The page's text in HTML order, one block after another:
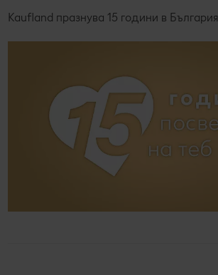
Kaufland празнува 15 години в България.